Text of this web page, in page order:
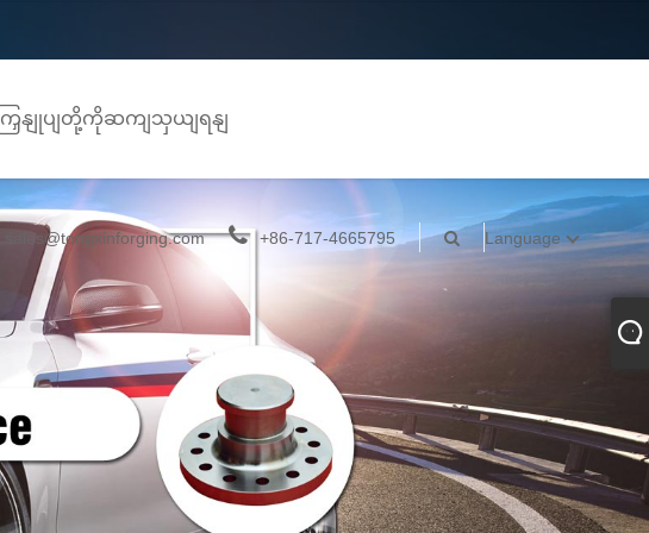
ကြှနျုပျတို့ကိုဆကျသှယျရနျ
sales@tongxinforging.com +86-717-4665795 Language